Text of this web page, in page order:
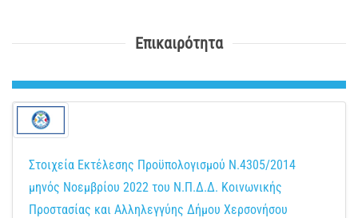
Επικαιρότητα
Στοιχεία Εκτέλεσης Προϋπολογισμού Ν.4305/2014
μηνός Νοεμβρίου 2022 του Ν.Π.Δ.Δ. Κοινωνικής
Προστασίας και Αλληλεγγύης Δήμου Χερσονήσου